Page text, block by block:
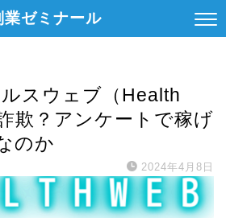
業ゼミナール
スウェブ（Health
欺？アンケートで稼げ
のか
2024年4月8日